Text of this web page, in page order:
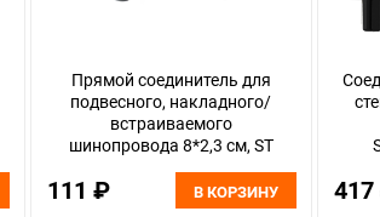
Прямой соединитель для
подвесного, накладного/
встраиваемого
шинопровода 8*2,3 см, ST
черный
111 ₽ В КОРЗИНУ